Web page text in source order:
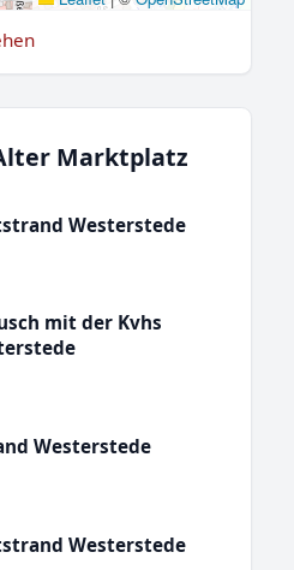
Marktplatz
Westerstede
mit der Kvhs
Westerstede
Westerstede